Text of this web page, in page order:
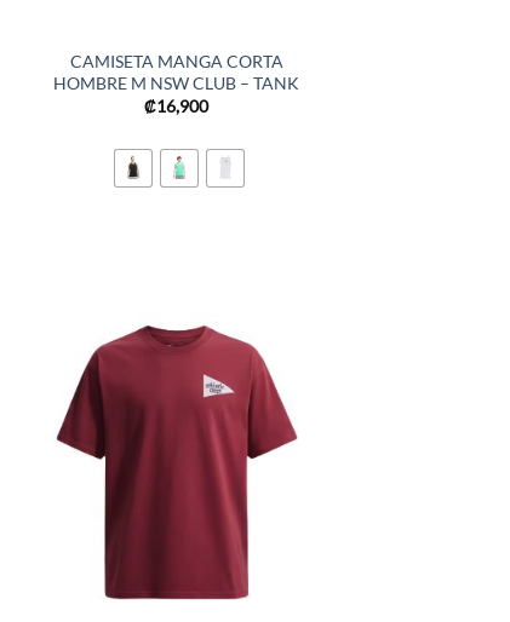
CAMISETA MANGA CORTA
HOMBRE M NSW CLUB – TANK
₡16,900